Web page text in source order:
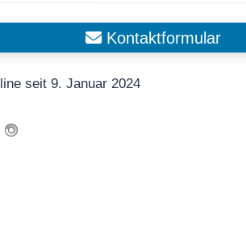
Kontaktformular
seit 9. Januar 2024